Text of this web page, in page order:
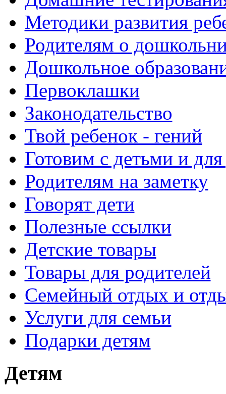
Методики развития
Родителям о
Дошкольное
Первоклашки
Законодательство
Твой ребенок - гений
Готовим с детьми и для
Родителям на заметку
Говорят дети
Полезные ссылки
Детские товары
Товары для родителей
Семейный отдых и
Услуги для семьи
Подарки детям
Детям